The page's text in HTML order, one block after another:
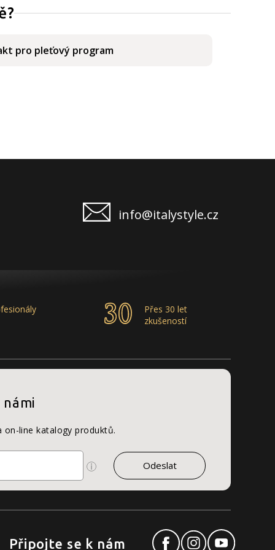
pro pleťový program
info@italystyle.cz
Přes 30 let
zkušeností
on-line katalogy produktů.
Připojte se k nám